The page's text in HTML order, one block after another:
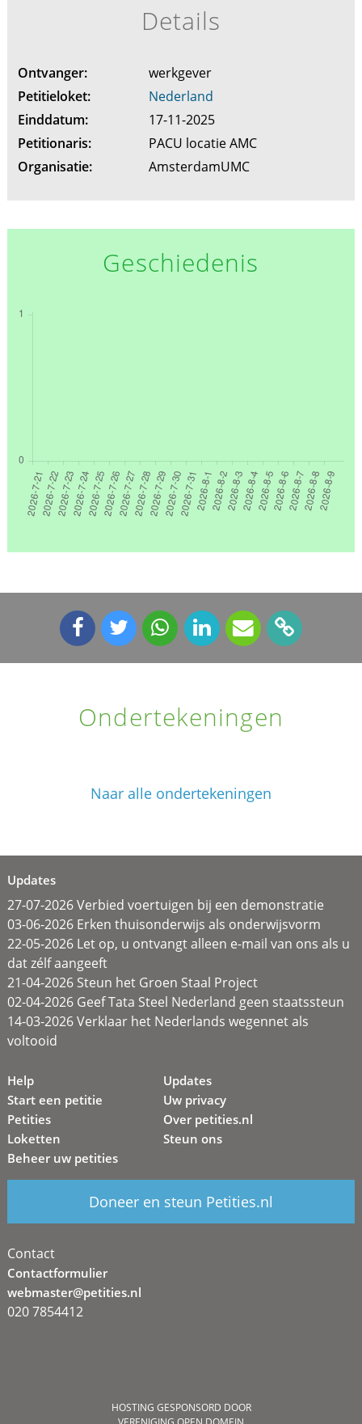
Details
Ontvanger:
werkgever
Petitieloket:
Nederland
Einddatum:
17-11-2025
Petitionaris:
PACU locatie AMC
Organisatie:
AmsterdamUMC
Geschiedenis
Ondertekeningen
Naar alle ondertekeningen
Updates
27-07-2026 Verbied voertuigen bij een demonstratie
03-06-2026 Erken thuisonderwijs als onderwijsvorm
22-05-2026 Let op, u ontvangt alleen e-mail van ons als u
dat zélf aangeeft
21-04-2026 Steun het Groen Staal Project
02-04-2026 Geef Tata Steel Nederland geen staatssteun
14-03-2026 Verklaar het Nederlands wegennet als
voltooid
Help
Start een petitie
Petities
Loketten
Beheer uw petities
Updates
Uw privacy
Over petities.nl
Steun ons
Doneer en steun Petities.nl
Contact
Contactformulier
webmaster@petities.nl
020 7854412
HOSTING GESPONSORD DOOR